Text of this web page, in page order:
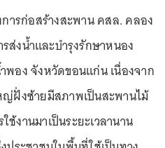
ารก่อสร้างสะพาน คสล. คลอง
ส่งน้ำและบำรุงรักษาหนอง
พอง จังหวัดขอนแก่น เนื่องจาก
ฝั่งซ้ายมีสภาพเป็นสะพานไม้
ช้งานมาเป็นระยะเวลานาน